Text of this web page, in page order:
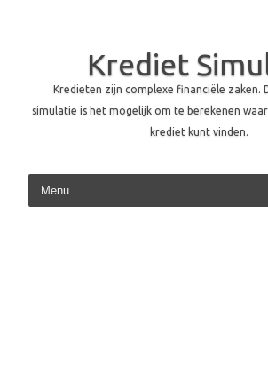
Krediet
Kredieten zijn complexe financiële zaken.
simulatie is het mogelijk om te berekenen
krediet kunt vinden.
Skip to content